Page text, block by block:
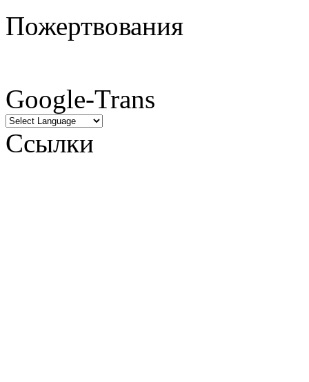
Пожертвования
Google-Trans
Ссылки